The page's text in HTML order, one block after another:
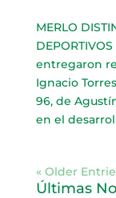
MERLO
entregaron
Ignacio
96, de
en el
« Older
Últimas